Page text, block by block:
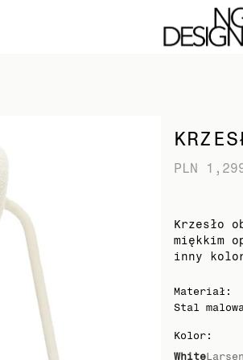
strony. Kontynuując
PLN
Krzesło
miękkim
inny
Materiał :
Stal
Kolor :
WhiteLarsen